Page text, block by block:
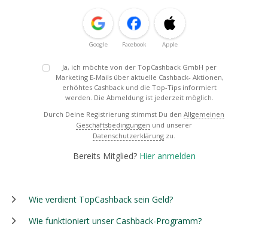
Google Facebook Apple
Ja, ich möchte von der TopCashback GmbH per
Marketing E-Mails über aktuelle Cashback- Aktionen,
erhöhtes Cashback und die Top-Tips informiert
werden. Die Abmeldung ist jederzeit möglich.
Durch Deine Registrierung stimmst Du den Allgemeinen
Geschäftsbedingungen und unserer
Datenschutzerklärung zu.
Bereits Mitglied? Hier anmelden
Wie verdient TopCashback sein Geld?
Wie funktioniert unser Cashback-Programm?